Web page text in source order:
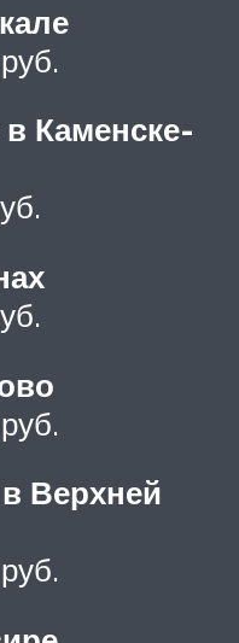
Каменске-
Верхней